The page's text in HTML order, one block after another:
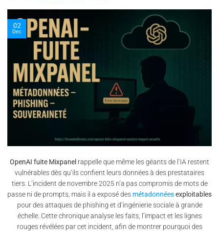
02
Dec
OpenAI fuite Mixpanel rappelle que même les géants de l’IA restent
vulnérables dès qu’ils confient leurs données à des prestataires
tiers. L’incident de novembre 2025 n’a pas compromis de mots de
passe ni de prompts, mais il a exposé des métadonnéesexploitables
pour des attaques de phishing et d’ingénierie sociale à grande
échelle. Cette chronique analyse les faits, l’impact et les lignes
rouges révélées par cet incident, afin de montrer pourquoi des